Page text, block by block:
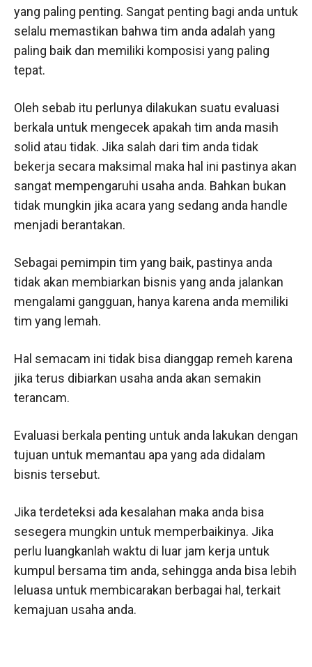
yang paling penting. Sangat penting bagi anda untuk
selalu memastikan bahwa tim anda adalah yang
paling baik dan memiliki komposisi yang paling
tepat.
Oleh sebab itu perlunya dilakukan suatu evaluasi
berkala untuk mengecek apakah tim anda masih
solid atau tidak. Jika salah dari tim anda tidak
bekerja secara maksimal maka hal ini pastinya akan
sangat mempengaruhi usaha anda. Bahkan bukan
tidak mungkin jika acara yang sedang anda handle
menjadi berantakan.
Sebagai pemimpin tim yang baik, pastinya anda
tidak akan membiarkan bisnis yang anda jalankan
mengalami gangguan, hanya karena anda memiliki
tim yang lemah.
Hal semacam ini tidak bisa dianggap remeh karena
jika terus dibiarkan usaha anda akan semakin
terancam.
Evaluasi berkala penting untuk anda lakukan dengan
tujuan untuk memantau apa yang ada didalam
bisnis tersebut.
Jika terdeteksi ada kesalahan maka anda bisa
sesegera mungkin untuk memperbaikinya. Jika
perlu luangkanlah waktu di luar jam kerja untuk
kumpul bersama tim anda, sehingga anda bisa lebih
leluasa untuk membicarakan berbagai hal, terkait
kemajuan usaha anda.